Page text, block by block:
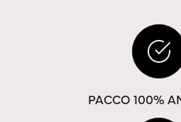
PACCO 100%